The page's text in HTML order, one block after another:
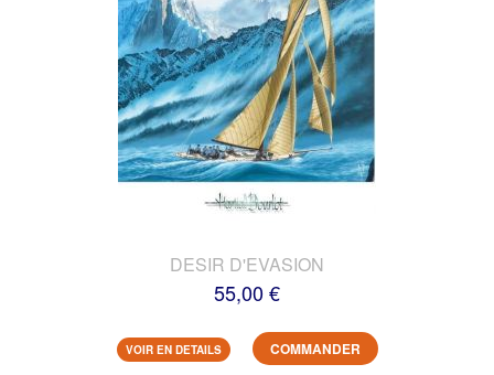
DESIR D'EVASION
55,00 €
VOIR EN DETAILS COMMANDER